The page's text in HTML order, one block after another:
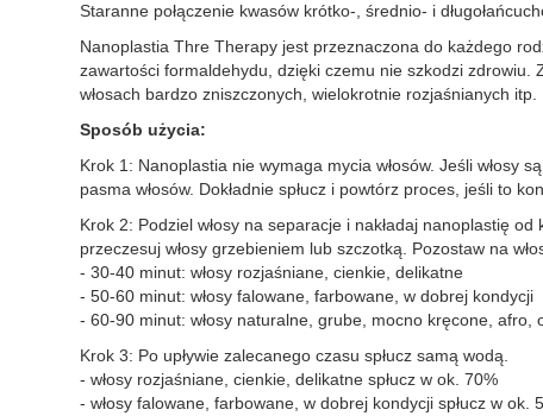
Staranne połączenie kwasów krótko-, średnio- i
Nanoplastia Thre Therapy jest przeznaczona do każdego
zawartości formaldehydu, dzięki czemu nie szkodzi
włosach bardzo zniszczonych, wielokrotnie rozjaśnianych itp.
Sposób użycia:
Krok 1: Nanoplastia nie wymaga mycia włosów. Jeśli włosy
pasma włosów. Dokładnie spłucz i powtórz proces, jeśli to
Krok 2: Podziel włosy na separacje i nakładaj nanoplastię
przeczesuj włosy grzebieniem lub szczotką. Pozostaw na
- 30-40 minut: włosy rozjaśniane, cienkie, delikatne
- 50-60 minut: włosy falowane, farbowane, w dobrej kondycji
- 60-90 minut: włosy naturalne, grube, mocno kręcone, afro,
Krok 3: Po upływie zalecanego czasu spłucz samą wodą.
- włosy rozjaśniane, cienkie, delikatne spłucz w ok. 70%
- włosy falowane, farbowane, w dobrej kondycji spłucz w ok.